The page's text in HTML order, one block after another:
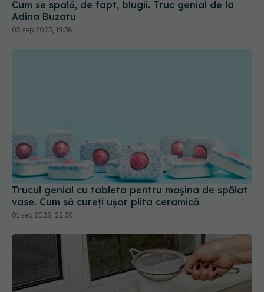
Trucul genial cu tableta pentru mașina de spălat
vase. Cum să cureți ușor plita ceramică
01 sep 2025, 22:30